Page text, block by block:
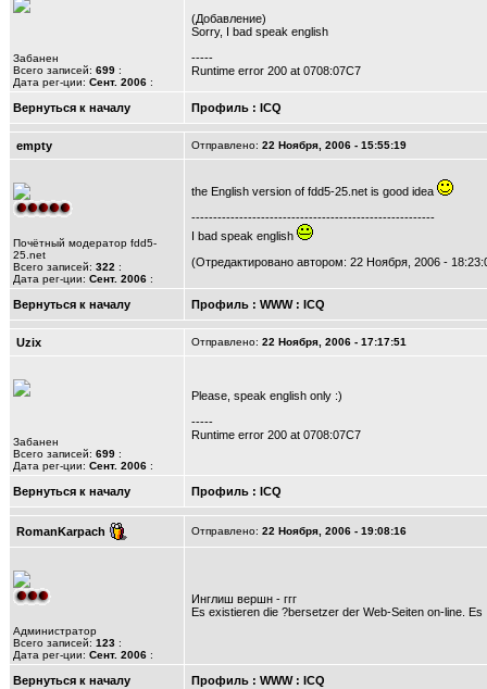
Забанен
Всего записей: 699 :
Дата рег-ции: Сент. 2006 :
(Добавление)
Sorry, I bad speak english
-----
Runtime error 200 at 0708:07C7
Вернуться к началу Профиль : ICQ
empty Отправлено: 22 Ноября, 2006 - 15:55:19
Почётный модератор fdd5-
25.net
Всего записей: 322 :
Дата рег-ции: Сент. 2006 :
the English version of fdd5-25.net is good idea
--------------------------------------------------------
I bad speak english
(Отредактировано автором: 22 Ноября, 2006 -
Вернуться к началу Профиль : WWW: ICQ
Uzix Отправлено: 22 Ноября, 2006 - 17:17:51
Забанен
Всего записей: 699 :
Дата рег-ции: Сент. 2006 :
Please, speak english only :)
-----
Runtime error 200 at 0708:07C7
Вернуться к началу Профиль : ICQ
RomanKarpach Отправлено: 22 Ноября, 2006 - 19:08:16
Администратор
Всего записей: 123 :
Дата рег-ции: Сент. 2006 :
Инглиш вершн - ггг
Es existieren die ?bersetzer der Web-Seiten on-line.
Вернуться к началу Профиль : WWW: ICQ